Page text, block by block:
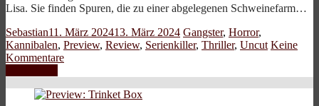
Lisa. Sie finden Spuren, die zu einer abgelegenen Schweinefarm…
Sebastian11. März 202413. März 2024 Gangster, Horror,
Kannibalen, Preview, Review, Serienkiller, Thriller, Uncut Keine
Kommentare